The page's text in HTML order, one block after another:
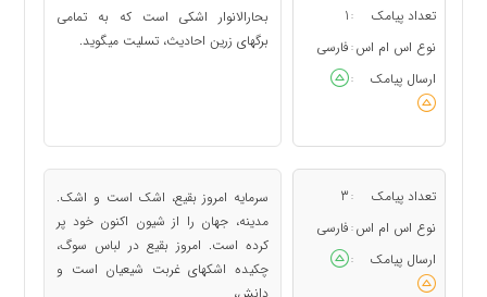
تعداد پیامک :
1
نوع اس ام اس : فارسی
ارسال پیامک
:
بحارالانوار اشکی است که به تمامی
برگ‏های زرین احادیث، تسلیت می‏گوید.
تعداد پیامک :
3
نوع اس ام اس : فارسی
ارسال پیامک
:
سرمایه امروز بقیع، اشک است و اشک.
مدینه، جهان را از شیون اکنون خود پر
کرده است. امروز بقیع در لباس سوگ،
چکیده اشک‏های غربت شیعیان است و